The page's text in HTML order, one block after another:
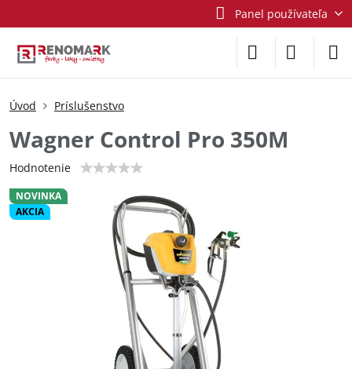
Panel používateľa
NOVINKA
AKCIA
Úvod Príslušenstvo
Wagner Control Pro 350M
Hodnotenie